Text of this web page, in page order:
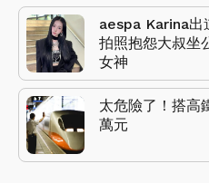
aespa Karina出
拍照抱怨大叔坐
女神
太危險了！搭高
萬元